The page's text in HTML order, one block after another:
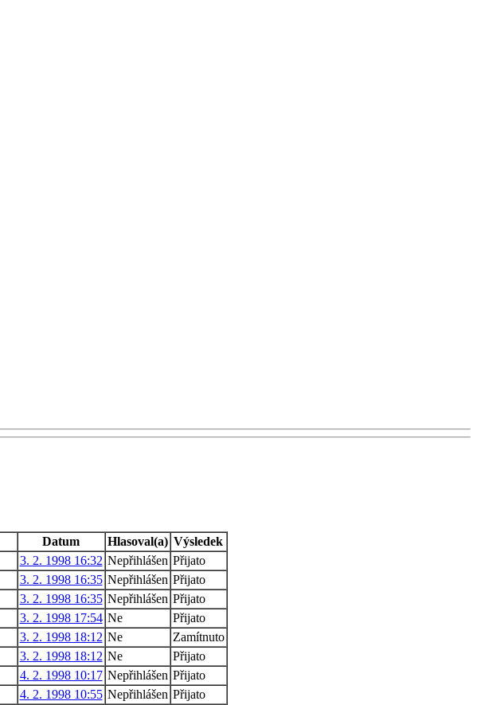
Datum Hlasoval(a) Výsledek
3. 2. 1998 16:32 Nepřihlášen Přijato
3. 2. 1998 16:35 Nepřihlášen Přijato
3. 2. 1998 16:35 Nepřihlášen Přijato
3. 2. 1998 17:54 Ne
Přijato
3. 2. 1998 18:12 Ne
Zamítnuto
3. 2. 1998 18:12 Ne
Přijato
4. 2. 1998 10:17 Nepřihlášen Přijato
4. 2. 1998 10:55 Nepřihlášen Přijato